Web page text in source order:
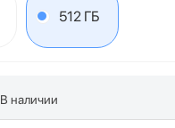
512 ГБ
В наличии